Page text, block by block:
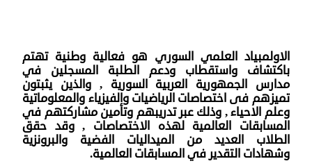
الاولمبياد العلمي السوري هو فعالية وطنية تهتم
باكتشاف واستقطاب ودعم الطلبة المسجلين في
مدارس الجمهورية العربية السورية , والذين يثبتون
تميزهم فى اختصاصات الرياضيات والفيزياء والمعلوماتية
وعلم الاحياء , وذلك عبر تدريبهم وتأمين مشاركتهم في
المسابقات العالمية لهذه الاختصاصات , وقد حقق
الطلاب العديد من الميداليات الفضية والبرونزية
وشهادات التقدير في المسابقات العالمية.